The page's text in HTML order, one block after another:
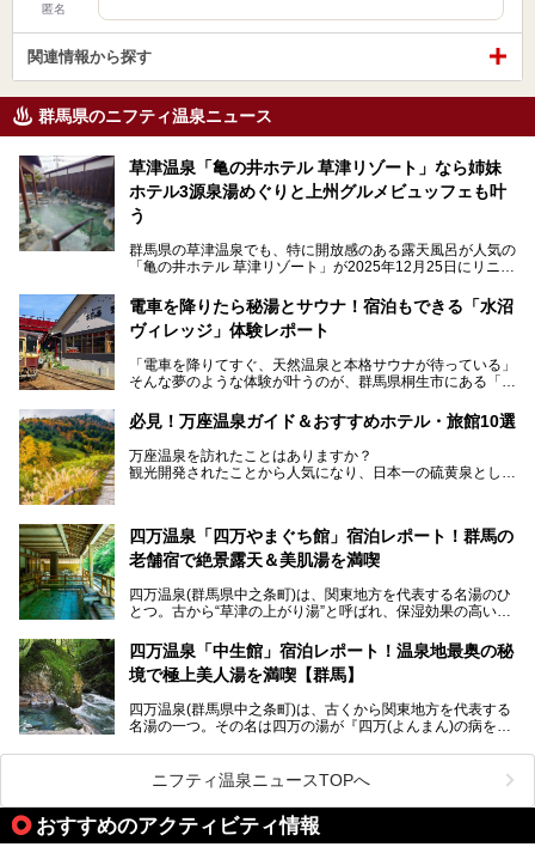
匿名
関連情報から探す
群馬県のニフティ温泉ニュース
草津温泉「亀の井ホテル 草津リゾート」なら姉妹
ホテル3源泉湯めぐりと上州グルメビュッフェも叶
う
群馬県の草津温泉でも、特に開放感のある露天風呂が人気の
「亀の井ホテル 草津リゾート」が2025年12月25日にリニュ
ロビーや客室が綺麗になって、上州グルメにこだわったビュ
ッフェも人気！アクセスはシャトルバスで楽々、さらに草津
温泉にある姉妹ホテルの「草津温泉 大東舘」「亀の井ホテ
今回はそんな「亀の井ホテル 草津リゾート」を徹底レポー
───
提供元：アイコニア・ホスピタリティ株式会社【PR】
この記事は亀の井ホテル 草津リゾートのPR記事です。
電車を降りたら秘湯とサウナ！宿泊もできる「水沼
ヴィレッジ」体験レポート
「電車を降りてすぐ、天然温泉と本格サウナが待っている」
そんな夢のような体験が叶うのが、群馬県桐生市にある「駅
日帰り温泉の「水沼の湯」と宿泊もできる「サウナの森」、
２つのエリアがあります。
今回は、その中でも特にユニークな駅直結の「水沼の湯」の
魅力に焦点を当て、温泉好き、サウナー、そして電車旅好き
必見！万座温泉ガイド＆おすすめホテル・旅館10選
万座温泉を訪れたことはありますか？
観光開発されたことから人気になり、日本一の硫黄泉として
も多いかもしれません。
そこで筆者である私が実際に行ってみました！万座温泉の楽
しみ方や周辺の観光地を解説します。
また、日帰り入浴できる温泉から混浴可能な温泉まで、おす
すめの入浴施設もご紹介します！
四万温泉「四万やまぐち館」宿泊レポート！群馬の
老舗宿で絶景露天＆美肌湯を満喫
四万温泉(群馬県中之条町)は、関東地方を代表する名湯のひ
とつ。古から“草津の上がり湯”と呼ばれ、保湿効果の高い美
「四万やまぐち館」は、この地を代表する旅館の一つ。日帰
り入浴も可能ですが、やはり宿泊してじっくり楽しむのがベ
肌湯をはじめ、館内の魅力をたっぷりとご紹介します！
四万温泉「中生館」宿泊レポート！温泉地最奥の秘
境で極上美人湯を満喫【群馬】
四万温泉(群馬県中之条町)は、古くから関東地方を代表する
名湯の一つ。その名は四万の湯が『四万(よんまん)の病を癒
観光客で賑わう人気温泉地です。
「中生館」は四万温泉最奥に位置し、秘境感漂う老舗宿。泉
質の良さ(特に美人湯効果)に定評があり、知る人ぞ知る穴場
的存在です。今回は筆者自ら宿泊し、自慢の温泉をはじめ食
事・客室・共有スペースなど、宿の全貌を徹底紹介します。
ニフティ温泉ニュースTOPへ
おすすめのアクティビティ情報